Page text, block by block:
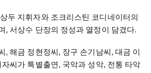
두 지휘자와 조크리스틴 코디네이터의
, 서상수 단장의 정성과 열정이 담겼다.
, 해금 정현정씨, 장구 손기남씨, 대금 이
씨가 특별출연, 국악과 성악, 전통 타악